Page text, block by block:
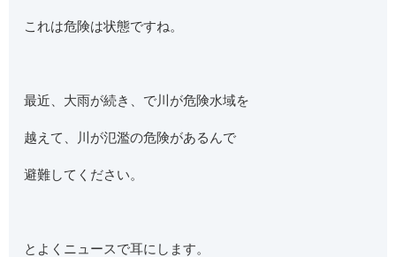
これは危険は状態ですね。
最近、大雨が続き、で川が危険水域を
越えて、川が氾濫の危険があるんで
避難してください。
とよくニュースで耳にします。